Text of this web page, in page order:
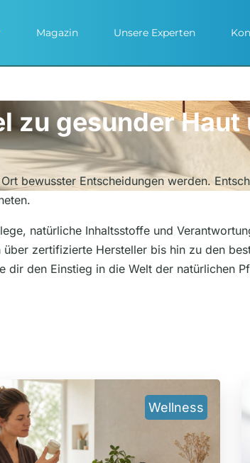
Magazin Unsere Experten
zu gesunder
bewusster Entscheidungen werden.
natürliche Inhaltsstoffe und
zertifizierte Hersteller bis hin zu den
den Einstieg in die Welt der natürlichen
Wellness